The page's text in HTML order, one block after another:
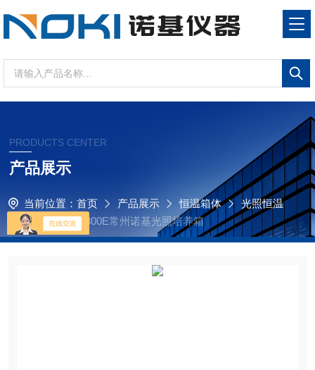
PRODUCTS CENTER
产品展示
当前位置： 首页 产品展示 恒温箱体
光照恒温
培养箱
GHP-300E常州诺基光照培养箱